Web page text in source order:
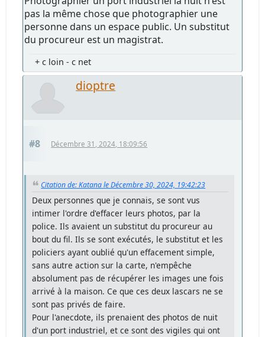
pas la même chose que photographier une
personne dans un espace public. Un substitut
du procureur est un magistrat.
+ c loin - c net
dioptre
#8 Décembre 31, 2024, 18:09:56
Citation de: Katana le Décembre 30, 2024, 19:42:23
Deux personnes que je connais, se sont vus
intimer l'ordre d'effacer leurs photos, par la
police. Ils avaient un substitut du procureur au
bout du fil. Ils se sont exécutés, le substitut et les
policiers ayant oublié qu'un effacement simple,
sans autre action sur la carte, n'empêche
absolument pas de récupérer les images une fois
arrivé à la maison. Ce que ces deux lascars ne se
sont pas privés de faire.
Pour l'anecdote, ils prenaient des photos de nuit
d'un port industriel, et ce sont des vigiles qui ont